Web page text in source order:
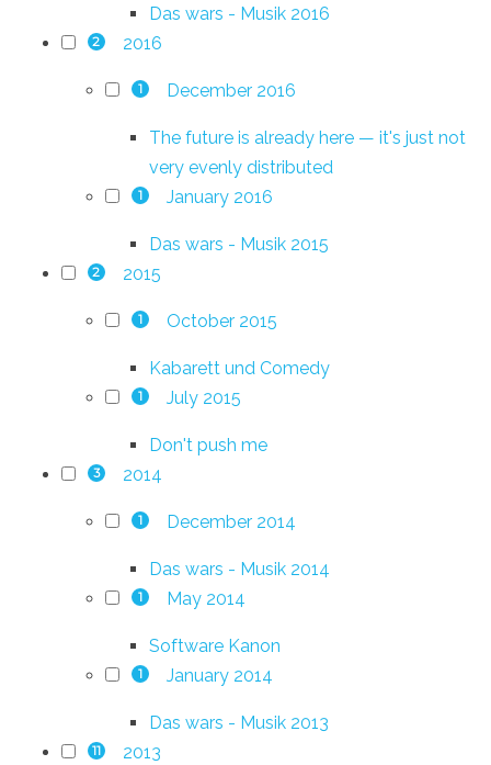
Das wars - Musik 2016
2 2016
1 December 2016
The future is already here — it's just not
very evenly distributed
1 January 2016
Das wars - Musik 2015
2 2015
1 October 2015
Kabarett und Comedy
1 July 2015
Don't push me
3 2014
1 December 2014
Das wars - Musik 2014
1 May 2014
Software Kanon
1 January 2014
Das wars - Musik 2013
11 2013